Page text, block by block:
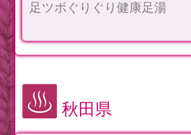
足ツボぐりぐり健康足湯
秋田県